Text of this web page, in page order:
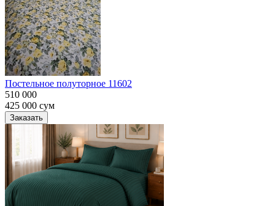
Постельное полуторное 11602
510 000
425 000 сум
Заказать